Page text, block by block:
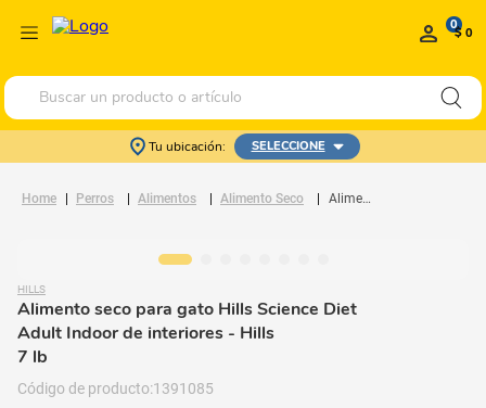
0$ 0
Buscar un producto o artículo
Tu ubicación: SELECCIONE
Perros Alimentos Alimento Seco Alimento seco para gato Hills Science Diet Adult Indoor de interiores
HILLS
Alimento seco para gato Hills Science Diet
Adult Indoor de interiores - Hills
7 lb
1391085